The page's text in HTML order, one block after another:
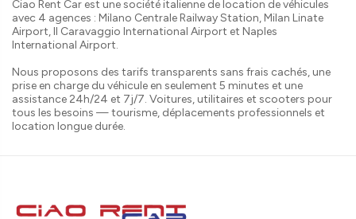
Ciao Rent Car est une société italienne de location de véhicules
avec 4 agences : Milano Centrale Railway Station, Milan Linate
Airport, Il Caravaggio International Airport et Naples
International Airport.
Nous proposons des tarifs transparents sans frais cachés, une
prise en charge du véhicule en seulement 5 minutes et une
assistance 24h/24 et 7j/7. Voitures, utilitaires et scooters pour
tous les besoins — tourisme, déplacements professionnels et
location longue durée.